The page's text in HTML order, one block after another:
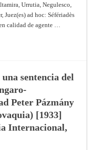
Urrutia, Negulesco,
Juez(es) ad hoc: Séfériadès
calidad de agente …
sentencia del
Peter Pázmány
[1933]
Internacional,